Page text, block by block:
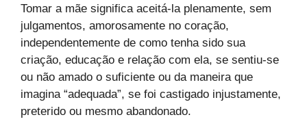
Tomar a mãe significa aceitá-la plenamente, sem
julgamentos, amorosamente no coração,
independentemente de como tenha sido sua
criação, educação e relação com ela, se sentiu-se
ou não amado o suficiente ou da maneira que
imagina “adequada”, se foi castigado injustamente,
preterido ou mesmo abandonado.